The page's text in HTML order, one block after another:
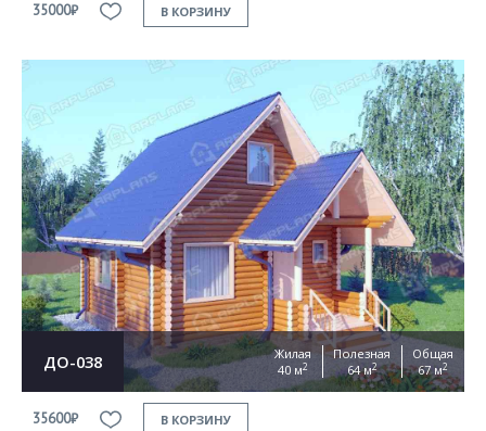
35000₽ В КОРЗИНУ
ДО-038
Жилая
40 м2
Полезная
64 м2
Общая
67 м2
35600₽ В КОРЗИНУ